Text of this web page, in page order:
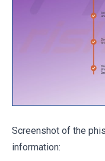
Screenshot of the
information: